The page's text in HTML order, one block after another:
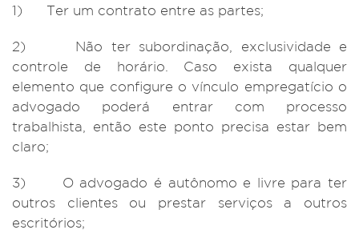
1) Ter um contrato entre as partes;
2) Não ter subordinação, exclusividade e
controle de horário. Caso exista qualquer
elemento que configure o vínculo empregatício o
advogado poderá entrar com processo
trabalhista, então este ponto precisa estar bem
claro;
3) O advogado é autônomo e livre para ter
outros clientes ou prestar serviços a outros
escritórios;